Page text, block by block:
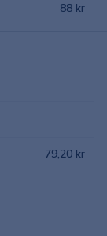
88 kr
79,20 kr